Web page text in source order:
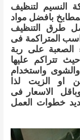
النسيم لتنظيف
بافضل مواد
طرق التنظيف
المتراكمة فى
الصعبة على ربة
تتراكم عليها
واستخدام
او الزيت لذا
الاسعار فى
خطوات العمل